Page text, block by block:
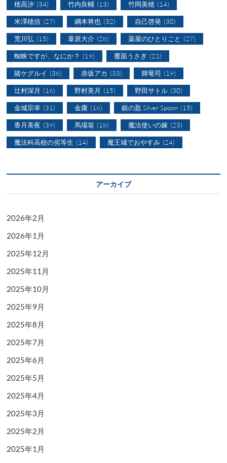
穂高汐 (34) 竹内良輔 (13) 竹岡美穂 (14)
米澤穂信 (27) 綱本将也 (32) 自己啓発 (30)
荒川弘 (15) 葦原大介 (28) 薬屋のひとりごと (27)
蜘蛛ですが、なにか？ (19) 覆面うさぎ (21)
賭ケグルイ (38) 赤坂アカ (33) 輝竜司 (19)
辻村深月 (16) 野村美月 (15) 野田サトル (30)
金城宗幸 (31) 金庸 (16) 銀の匙 Silver Spoon (15)
香月美夜 (39) 馬場翁 (18) 魔法使いの嫁 (23)
魔法科高校の劣等生 (14) 魔王城でおやすみ (24)
アーカイブ
2026年2月
2026年1月
2025年12月
2025年11月
2025年10月
2025年9月
2025年8月
2025年7月
2025年6月
2025年5月
2025年4月
2025年3月
2025年2月
2025年1月